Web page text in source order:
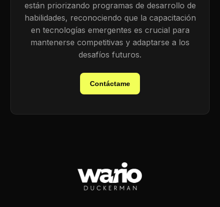
están priorizando programas de desarrollo de
habilidades, reconociendo que la capacitación
en tecnologías emergentes es crucial para
mantenerse competitivas y adaptarse a los
desafíos futuros.
Contáctame